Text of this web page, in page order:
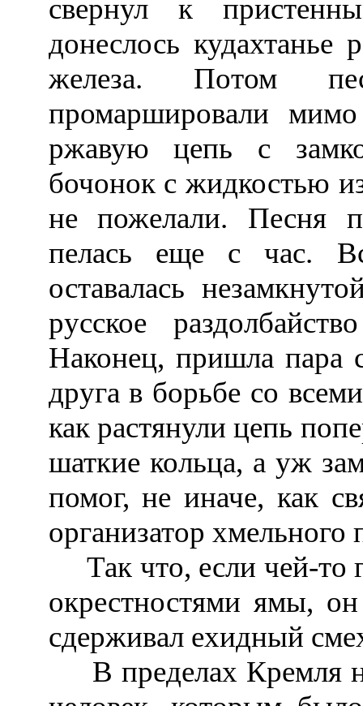
свернул к
донеслось кудахтанье
железа. Потом
промаршировали
ржавую цепь с
бочонок с жидкостью
не пожелали. Песня
пелась еще с час.
оставалась
русское
Наконец, пришла пара
друга в борьбе со
как растянули цепь
шаткие кольца, а уж
помог, не иначе, как
организатор хмельного
Так что, если чей-то
окрестностями ямы,
сдерживал ехидный
В пределах Кремля